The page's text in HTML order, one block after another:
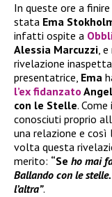
In queste ore a
stata Ema
infatti ospite a
Alessia Marcuzzi,
rivelazione
presentatrice, Ema
l’ex fidanzato
con le Stelle.
conosciuti proprio
una relazione e così
volta questa
merito: “Se ho mai
Ballando con le
l’altra”.